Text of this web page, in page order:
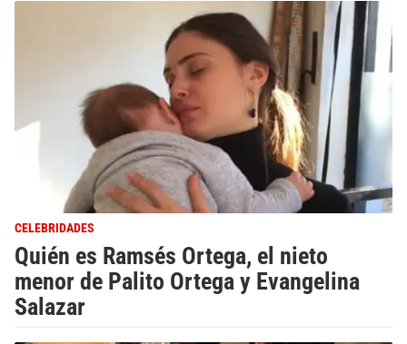
CELEBRIDADES
Quién es Ramsés Ortega, el nieto
menor de Palito Ortega y Evangelina
Salazar